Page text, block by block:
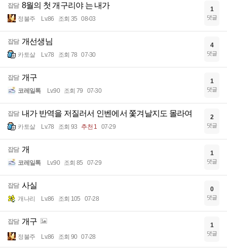
잡담 8월의 첫 개구리야 는 내가
정불주 Lv.86 조회 35 08-03
1
댓글
잡담 개선생님
카토살 Lv.78 조회 78 07-30
4
댓글
잡담 개구
코레일톡 Lv.90 조회 79 07-30
1
댓글
잡담 내가 반역을 저질러서 인벤에서 쫓겨날지도 몰라여
카토살 Lv.78 조회 93 추천 1 07-29
2
댓글
잡담 개
코레일톡 Lv.90 조회 85 07-29
1
댓글
잡담 사실
개나리 Lv.86 조회 105 07-28
0
댓글
잡담 개구
정불주 Lv.86 조회 90 07-28
1
댓글